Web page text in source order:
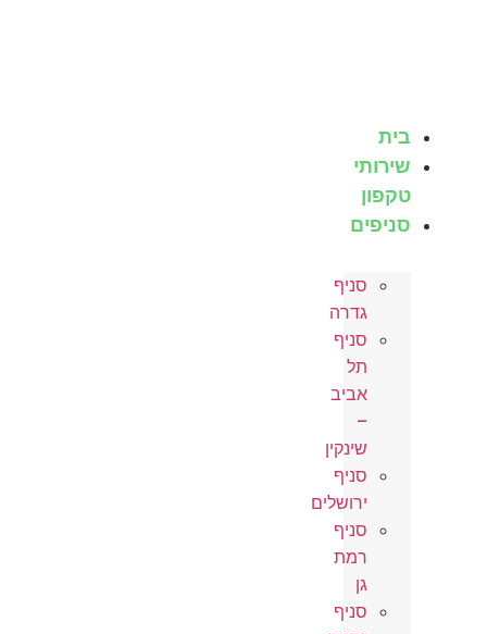
בית
שירותי
טקפון
סניפים
סניף
גדרה
סניף
תל
אביב
–
שינקין
סניף
ירושלים
סניף
רמת
גן
סניף